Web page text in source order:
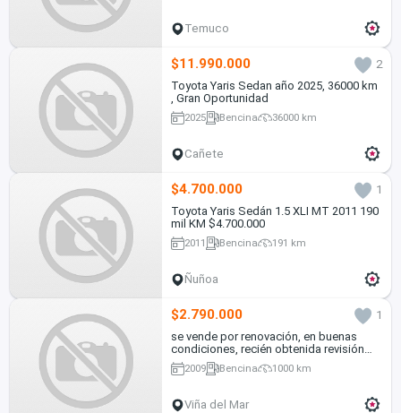
Temuco
$11.990.000
2
Toyota Yaris Sedan año 2025, 36000 km
, Gran Oportunidad
2025 Bencina 36000 km
Cañete
$4.700.000
1
Toyota Yaris Sedán 1.5 XLI MT 2011 190
mil KM $4.700.000
2011 Bencina 191 km
Ñuñoa
$2.790.000
1
se vende por renovación, en buenas
condiciones, recién obtenida revisión
técnica
2009 Bencina 1000 km
Viña del Mar